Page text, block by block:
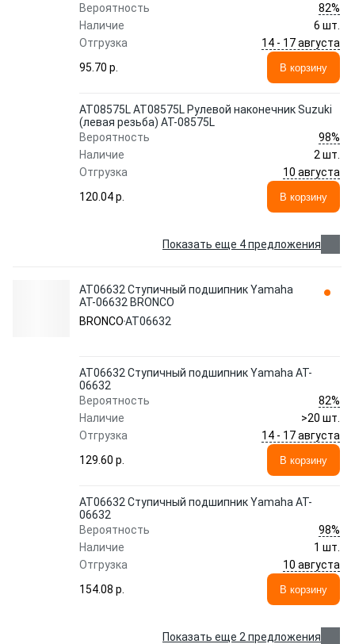
Вероятность
82%
Наличие
6 шт.
Отгрузка
14 - 17 августа
95.70 p.
В корзину
AT08575L AT08575L Рулевой наконечник Suzuki
(левая резьба) AT-08575L
Вероятность
98%
Наличие
2 шт.
Отгрузка
10 августа
120.04 p.
В корзину
Показать еще 4 предложения
AT06632 Ступичный подшипник Yamaha
AT-06632 BRONCO
BRONCOAT06632
AT06632 Ступичный подшипник Yamaha AT-
06632
Вероятность
82%
Наличие
>20 шт.
Отгрузка
14 - 17 августа
129.60 p.
В корзину
AT06632 Ступичный подшипник Yamaha AT-
06632
Вероятность
98%
Наличие
1 шт.
Отгрузка
10 августа
154.08 p.
В корзину
Показать еще 2 предложения